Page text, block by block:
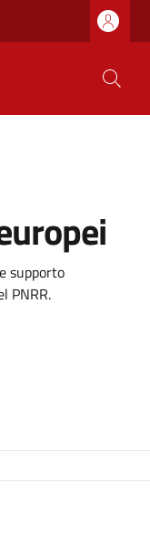
supporto
PNRR.